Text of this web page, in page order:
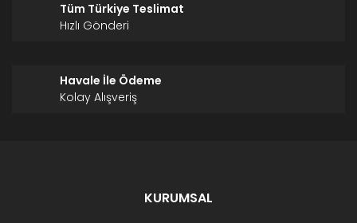
Tüm Türkiye Teslimat
Hızlı Gönderi
Havale İle Ödeme
Kolay Alışveriş
KURUMSAL